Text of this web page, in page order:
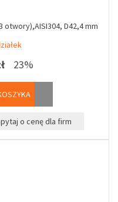
D42,4 mm
23%
o cenę dla firm